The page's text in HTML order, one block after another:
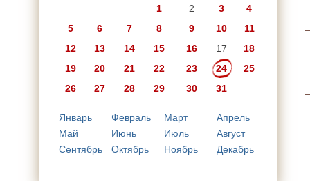
1 2 3
4
5
6 7 8 9 10
11
12
13 14 15 16 17
18
19
20 21 22 23 24
25
26
27 28 29 30 31
Январь Февраль Март
Апрель
Май
Июнь Июль
Август
Сентябрь
Октябрь Ноябрь Декабрь